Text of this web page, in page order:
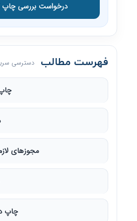
درخواست بررسی چاپ
فهرست مطالب دسترسی
مجوزهای
چاپ